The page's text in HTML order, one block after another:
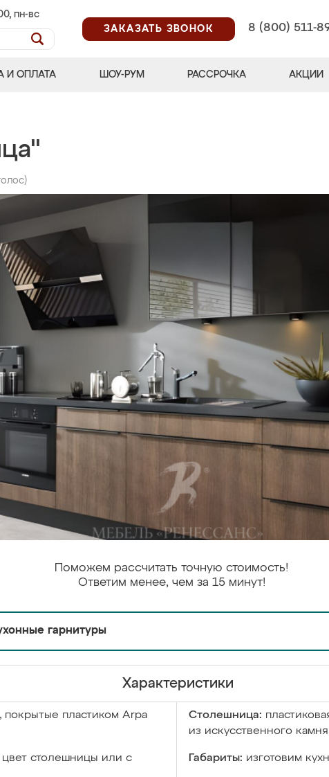
пн-вс
ЗАКАЗАТЬ ЗВОНОК
8 (800) 511-
И ОПЛАТА ШОУ-РУМ РАССРОЧКА АКЦИИ
Поможем рассчитать точную стоимость!
Ответим менее, чем за 15 минут!
гарнитуры
Характеристики
пластиком Arpa
Столешница:
из искусственного
столешницы или с
Габариты: изготовим